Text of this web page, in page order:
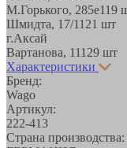
М.Горького, 285е119
Шмидта, 17/1121 шт
г.Аксай
Вартанова, 11129 шт
Характеристики
Бренд:
Wago
Артикул:
222-413
Страна производства: